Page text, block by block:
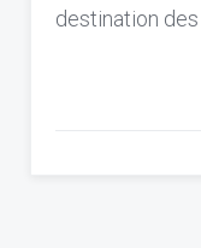
destination